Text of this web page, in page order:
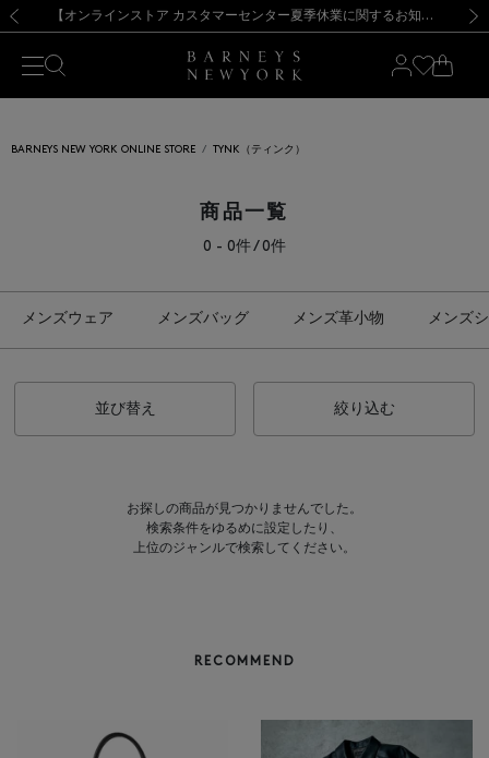
新規登録のお客様も対象！＜MY BARNEYS＞会員のお客様は11,000円（税込）以上のお買上げで常時送料無料！お買い物の際は会員登録を！
【夏季休業に伴う出荷一時停止のお知らせ】(2026.8.7) 【オンラインストア カスタマーセンター夏季休業に関するお知らせ】（2026.8.7）
【夏季休業に伴う返品・交換承り一時停止のお知らせ】（2026.8.5）
熊本県を中心とした地震の影響によるお荷物のお届けについて
【開催中】SUMMER SALEのご案内・ご注意事項 新規登録のお客様も対象！＜MY BARNEYS＞会員のお客様は11,000円（税込）以上のお買上げで常時送料無料！お買い物の際は会員登録を！
【夏季休業に伴う出荷一時停止のお知らせ】(2026.8.7)
BARNEYS NEW YORK ONLINE STORE TYNK（ティンク）
商品一覧
0 - 0件 / 0件
メンズウェア メンズバッグ メンズ革小物 メンズ
並び替え 絞り込む
お探しの商品が見つかりませんでした。
検索条件をゆるめに設定したり、
上位のジャンルで検索してください。
RECOMMEND